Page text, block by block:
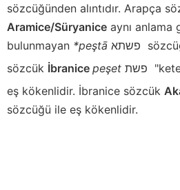
sözcüğünden alıntıdır. Arapça
Aramice/Süryanice aynı anlama
bulunmayan *peştā
sözcük İbranice peşet
eş kökenlidir. İbranice sözcük
sözcüğü ile eş kökenlidir.